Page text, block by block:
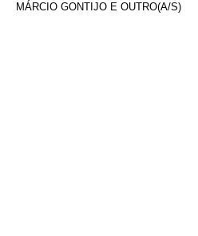
MÁRCIO GONTIJO E OUTRO(A/S)